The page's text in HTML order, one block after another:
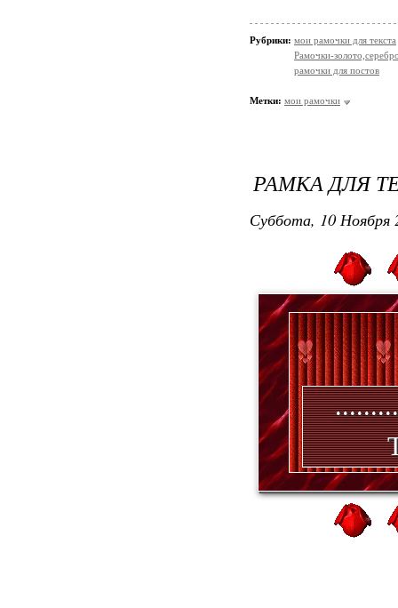
Рубрики: мои рамочки для текста
Рамочки-
рамочки для постов
Метки: мои рамочки
РАМКА ДЛЯ
Суббота, 10 Ноября